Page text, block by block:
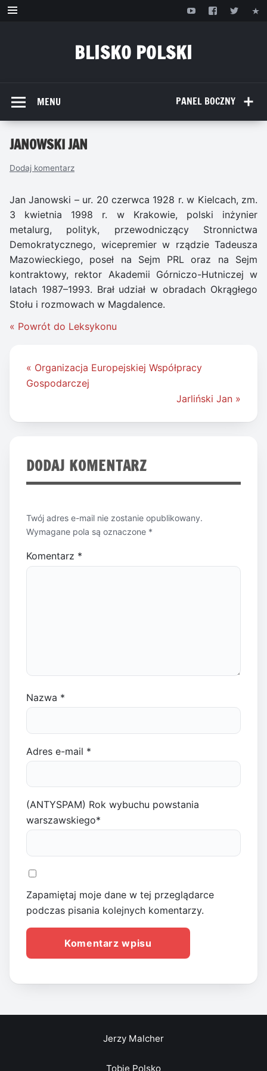
Przejdź
BLISKO POLSKI
PANEL BOCZNY
MENU
JANOWSKI JAN
Dodaj komentarz
Jan Janowski – ur. 20 czerwca 1928 r. w Kielcach, zm.
3 kwietnia 1998 r. w Krakowie, polski inżynier
metalurg, polityk, przewodniczący Stronnictwa
Demokratycznego, wicepremier w rządzie Tadeusza
Mazowieckiego, poseł na Sejm PRL oraz na Sejm
kontraktowy, rektor Akademii Górniczo-Hutniczej w
latach 1987–1993. Brał udział w obradach Okrągłego
Stołu i rozmowach w Magdalence.
« Powrót do Leksykonu
Nawigacja
wpisu
« Organizacja Europejskiej Współpracy
Gospodarczej
Jarliński Jan »
DODAJ KOMENTARZ
Twój adres e-mail nie zostanie opublikowany.
Wymagane pola są oznaczone *
Komentarz *
Nazwa *
Adres e-mail *
(ANTYSPAM) Rok wybuchu powstania
warszawskiego*
Zapamiętaj moje dane w tej przeglądarce
podczas pisania kolejnych komentarzy.
Jerzy Malcher
Tobie Polsko